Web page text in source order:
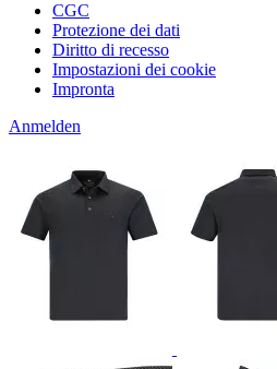
CGC
Protezione dei dati
Diritto di recesso
Impostazioni dei cookie
Impronta
Anmelden